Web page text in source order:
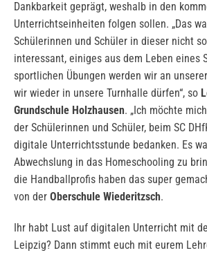
Dankbarkeit geprägt, weshalb in den
Unterrichtseinheiten folgen sollen. „Das
Schülerinnen und Schüler in dieser nicht
interessant, einiges aus dem Leben eines
sportlichen Übungen werden wir an
wir wieder in unsere Turnhalle dürfen“, so
Grundschule Holzhausen. „Ich möchte
der Schülerinnen und Schüler, beim SC
digitale Unterrichtsstunde bedanken. Es
Abwechslung in das Homeschooling zu
die Handballprofis haben das super
von der Oberschule Wiederitzsch.
Ihr habt Lust auf digitalen Unterricht mit
Leipzig? Dann stimmt euch mit eurem